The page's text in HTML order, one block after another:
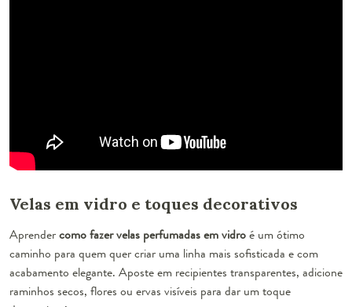
Velas em vidro e toques decorativos
Aprendercomo fazer velas perfumadas em vidroé um ótimo
caminho para quem quer criar uma linha mais sofisticada e com
acabamento elegante. Aposte em recipientes transparentes, adicione
raminhos secos, flores ou ervas visíveis para dar um toque